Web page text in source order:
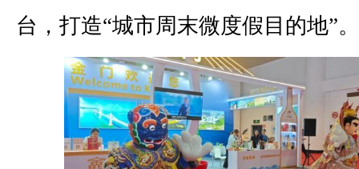
台，打造“城市周末微度假目的地”。